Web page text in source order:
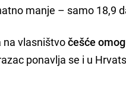
manje – samo 18,9
na vlasništvočešće
ponavlja se i u